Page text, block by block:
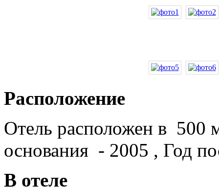
Расположение
Отель расположен в 500
основания - 2005 , Год
В отеле